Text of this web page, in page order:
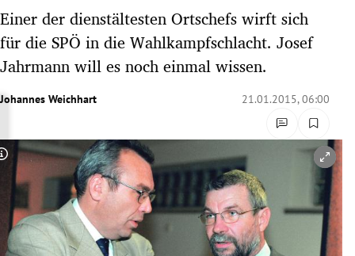
Untermenü
Untermenü
Untermenü
Einer der dienstältesten Ortschefs wirft sich
für die SPÖ in die Wahlkampfschlacht. Josef
Jahrmann will es noch einmal wissen.
Johannes Weichhart 21.01.2015, 06:00
Copyright-Hinweis öffnen/schließen